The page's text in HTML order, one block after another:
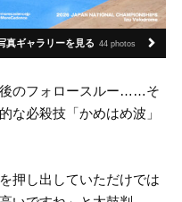
真ギャラリーを見る 44 photos
のフォロースルー……そ
な必殺技「かめはめ波」
押し出していただけでは